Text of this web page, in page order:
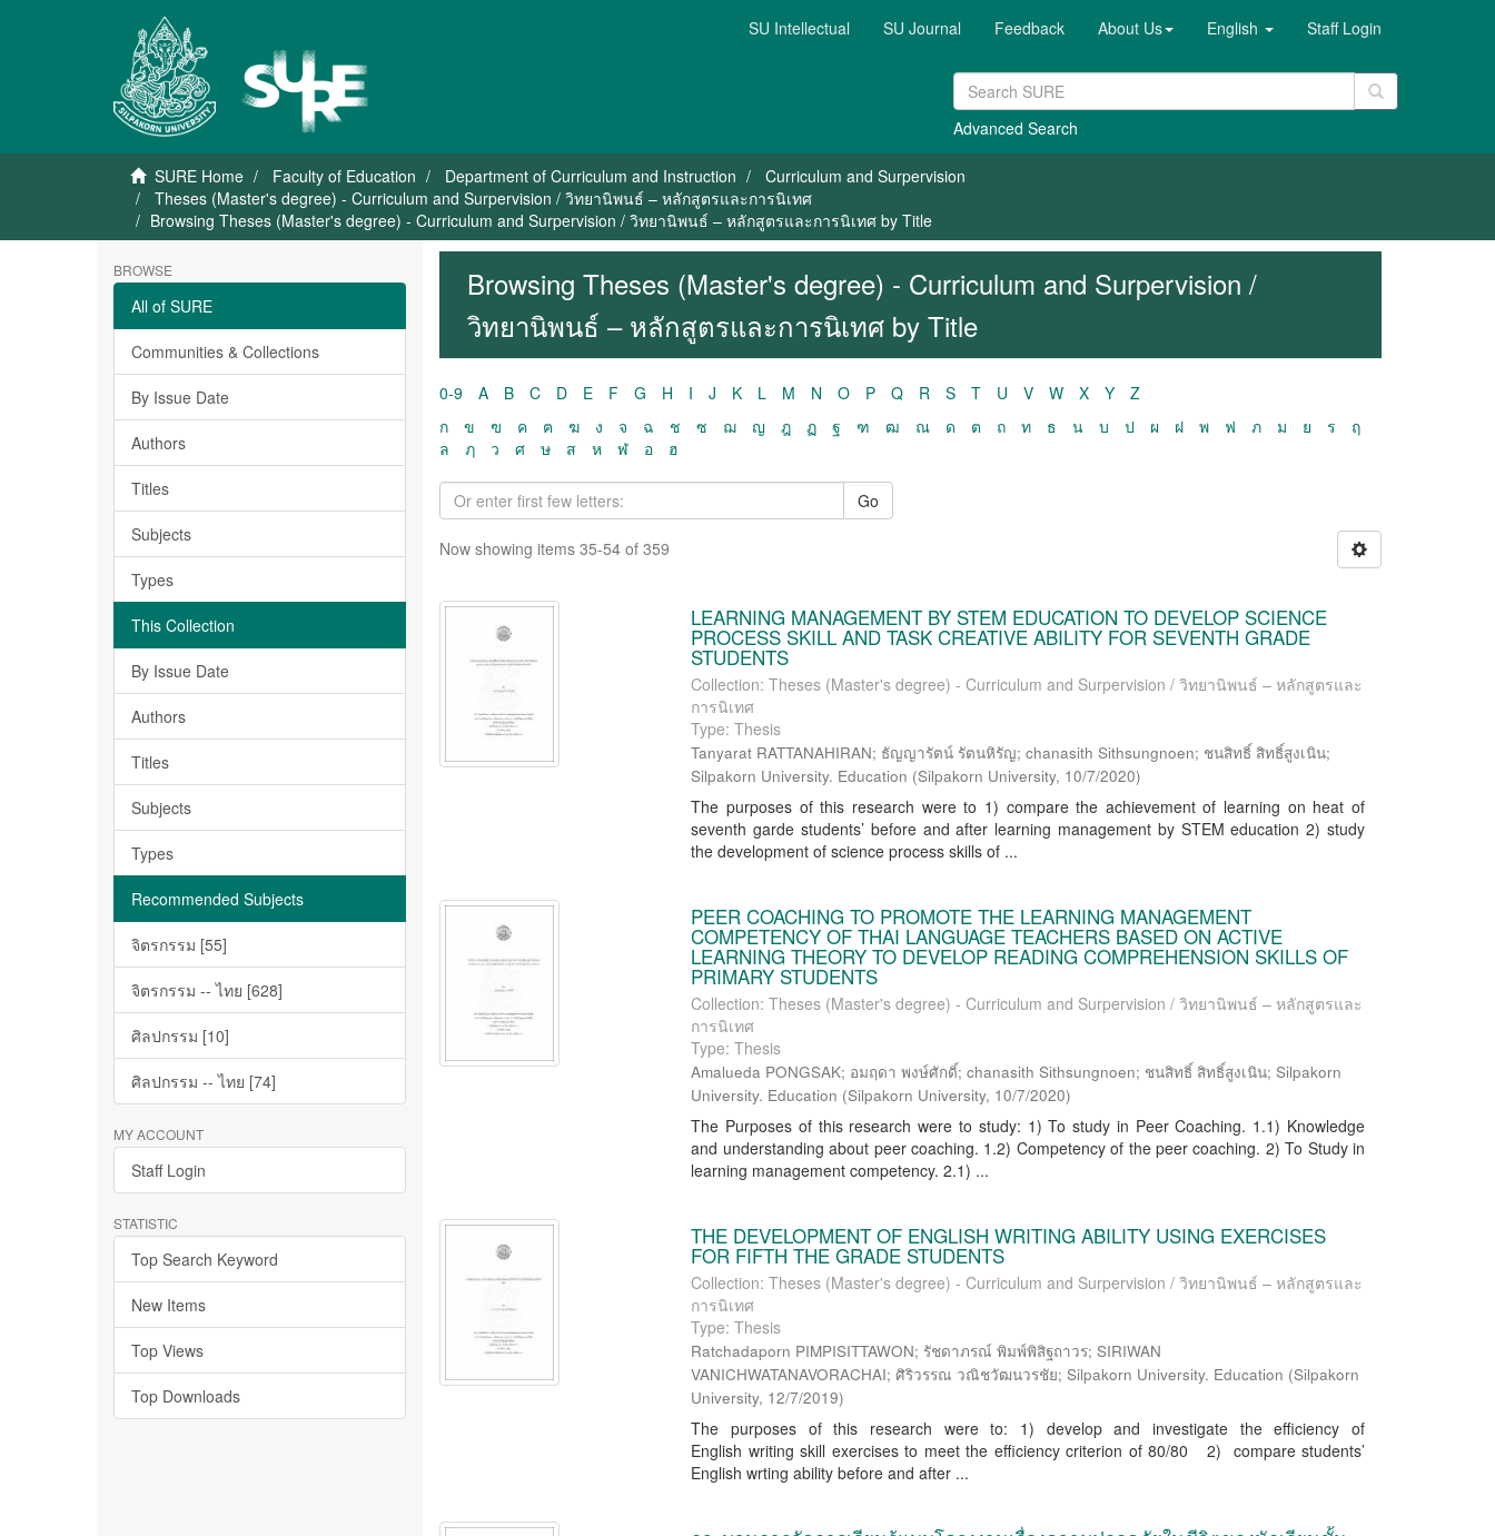
SU Intellectual SU Journal Feedback About Us English Staff Login
Advanced Search
SURE Home Faculty of Education Department of Curriculum and Instruction
Curriculum and Surpervision
Theses (Master's degree) - Curriculum and Surpervision / วิทยานิพนธ์ – หลักสูตรและการนิเทศ
Browsing Theses (Master's degree) - Curriculum and Surpervision / วิทยานิพนธ์ – หลักสูตรและการนิเทศ by Title
BROWSE
All of SURE
Communities & Collections
By Issue Date
Authors
Titles
Subjects
Types
This Collection
By Issue Date
Authors
Titles
Subjects
Types
Recommended Subjects
จิตรกรรม [55]
จิตรกรรม -- ไทย [628]
ศิลปกรรม [10]
ศิลปกรรม -- ไทย [74]
MY ACCOUNT
Staff Login
STATISTIC
Top Search Keyword
New Items
Top Views
Top Downloads
Browsing Theses (Master's degree) - Curriculum and Surpervision /
วิทยานิพนธ์ – หลักสูตรและการนิเทศ by Title
0-9 A B C D E F G H I J K L M N O P Q R S T U V W X Y
Z
ก
ข ฃ ค ฅ ฆ ง จ ฉ ช ซ ฌ ญ ฎ ฏ ฐ ฑ ฒ ณ ด ต ถ ท ธ น บ ป ผ ฝ พ ฟ ภ ม ย ร
ฤ
ล
ฦ ว ศ ษ ส ห ฬ อ ฮ
Go
Now showing items 35-54 of 359
LEARNING MANAGEMENT BY STEM EDUCATION TO DEVELOP SCIENCE
PROCESS SKILL AND TASK CREATIVE ABILITY FOR SEVENTH GRADE
STUDENTS
Collection: Theses (Master's degree) - Curriculum and Surpervision / วิทยานิพนธ์ – หลักสูตรและ
การนิเทศ
Type: Thesis
Tanyarat RATTANAHIRAN; ธัญญารัตน์ รัตนหิรัญ; chanasith Sithsungnoen; ชนสิทธิ์ สิทธิ์สูงเนิน;
Silpakorn University. Education (Silpakorn University, 10/7/2020)
The purposes of this research were to 1) compare the achievement of learning on heat of
seventh garde students’ before and after learning management by STEM education 2) study
the development of science process skills of ...
PEER COACHING TO PROMOTE THE LEARNING MANAGEMENT
COMPETENCY OF THAI LANGUAGE TEACHERS BASED ON ACTIVE
LEARNING THEORY TO DEVELOP READING COMPREHENSION SKILLS OF
PRIMARY STUDENTS
Collection: Theses (Master's degree) - Curriculum and Surpervision / วิทยานิพนธ์ – หลักสูตรและ
การนิเทศ
Type: Thesis
Amalueda PONGSAK; อมฤดา พงษ์ศักดิ์; chanasith Sithsungnoen; ชนสิทธิ์ สิทธิ์สูงเนิน; Silpakorn
University. Education (Silpakorn University, 10/7/2020)
The Purposes of this research were to study: 1) To study in Peer Coaching. 1.1) Knowledge
and understanding about peer coaching. 1.2) Competency of the peer coaching. 2) To Study in
learning management competency. 2.1) ...
THE DEVELOPMENT OF ENGLISH WRITING ABILITY USING EXERCISES
FOR FIFTH THE GRADE STUDENTS
Collection: Theses (Master's degree) - Curriculum and Surpervision / วิทยานิพนธ์ – หลักสูตรและ
การนิเทศ
Type: Thesis
Ratchadaporn PIMPISITTAWON; รัชดาภรณ์ พิมพ์พิสิฐถาวร; SIRIWAN
VANICHWATANAVORACHAI; ศิริวรรณ วณิชวัฒนวรชัย; Silpakorn University. Education (Silpakorn
University, 12/7/2019)
The purposes of this research were to: 1) develop and investigate the efficiency of
English writing skill exercises to meet the efficiency criterion of 80/80 2) compare students’
English wrting ability before and after ...